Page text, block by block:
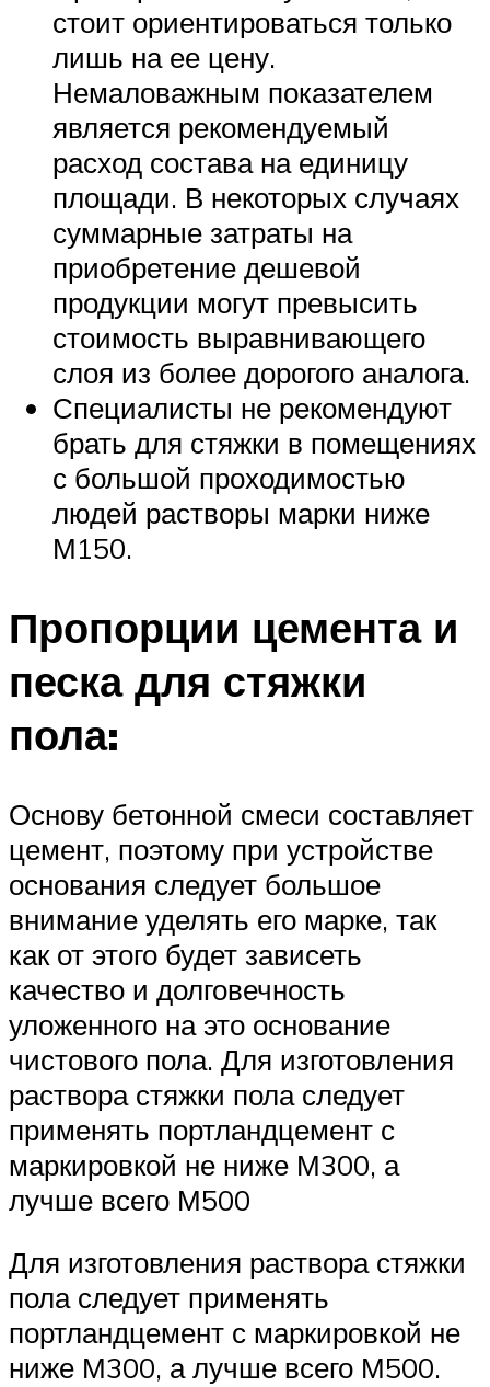
стоит ориентироваться только
лишь на ее цену.
Немаловажным показателем
является рекомендуемый
расход состава на единицу
площади. В некоторых случаях
суммарные затраты на
приобретение дешевой
продукции могут превысить
стоимость выравнивающего
слоя из более дорогого аналога.
Специалисты не рекомендуют
брать для стяжки в помещениях
с большой проходимостью
людей растворы марки ниже
М150.
Пропорции цемента и
песка для стяжки
пола:
Основу бетонной смеси составляет
цемент, поэтому при устройстве
основания следует большое
внимание уделять его марке, так
как от этого будет зависеть
качество и долговечность
уложенного на это основание
чистового пола. Для изготовления
раствора стяжки пола следует
применять портландцемент с
маркировкой не ниже М300, а
лучше всего М500
Для изготовления раствора стяжки
пола следует применять
портландцемент с маркировкой не
ниже М300, а лучше всего М500.